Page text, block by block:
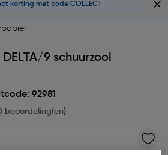
korting met code COLLECT
9 schuurzool
92981
beoordeling(en)